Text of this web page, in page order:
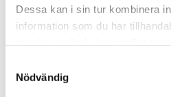
Dessa kan i sin tur kombinera
information som du har
Nödvändig
Antal